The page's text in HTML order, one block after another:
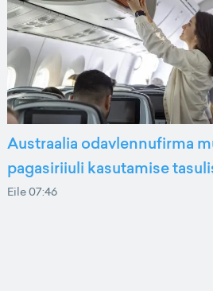
Austraalia odavlennufirma
pagasiriiuli kasutamise
Eile 07:46